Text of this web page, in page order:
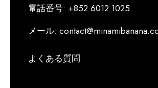
電話番号: +852 6012 1025
メール:
よくある質問